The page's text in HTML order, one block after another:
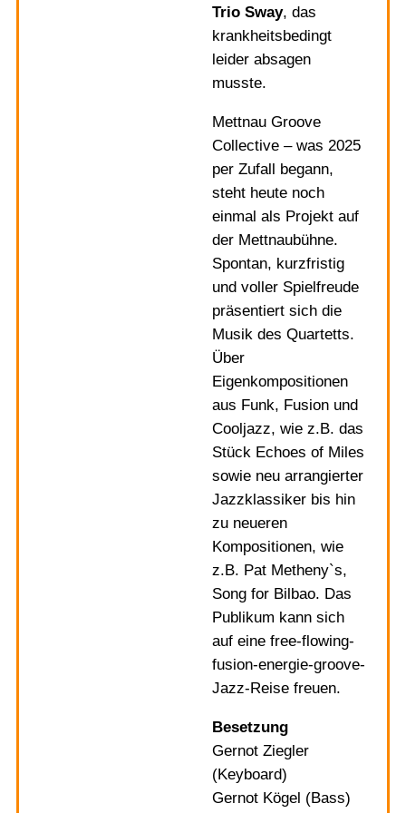
Trio Sway, das
krankheitsbedingt
leider absagen
musste.
Mettnau Groove
Collective – was 2025
per Zufall begann,
steht heute noch
einmal als Projekt auf
der Mettnaubühne.
Spontan, kurzfristig
und voller Spielfreude
präsentiert sich die
Musik des Quartetts.
Über
Eigenkompositionen
aus Funk, Fusion und
Cooljazz, wie z.B. das
Stück Echoes of Miles
sowie neu arrangierter
Jazzklassiker bis hin
zu neueren
Kompositionen, wie
z.B. Pat Metheny`s,
Song for Bilbao. Das
Publikum kann sich
auf eine free-flowing-
fusion-energie-groove-
Jazz-Reise freuen.
Besetzung
Gernot Ziegler
(Keyboard)
Gernot Kögel (Bass)